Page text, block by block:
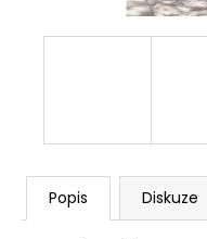
Popis Diskuze